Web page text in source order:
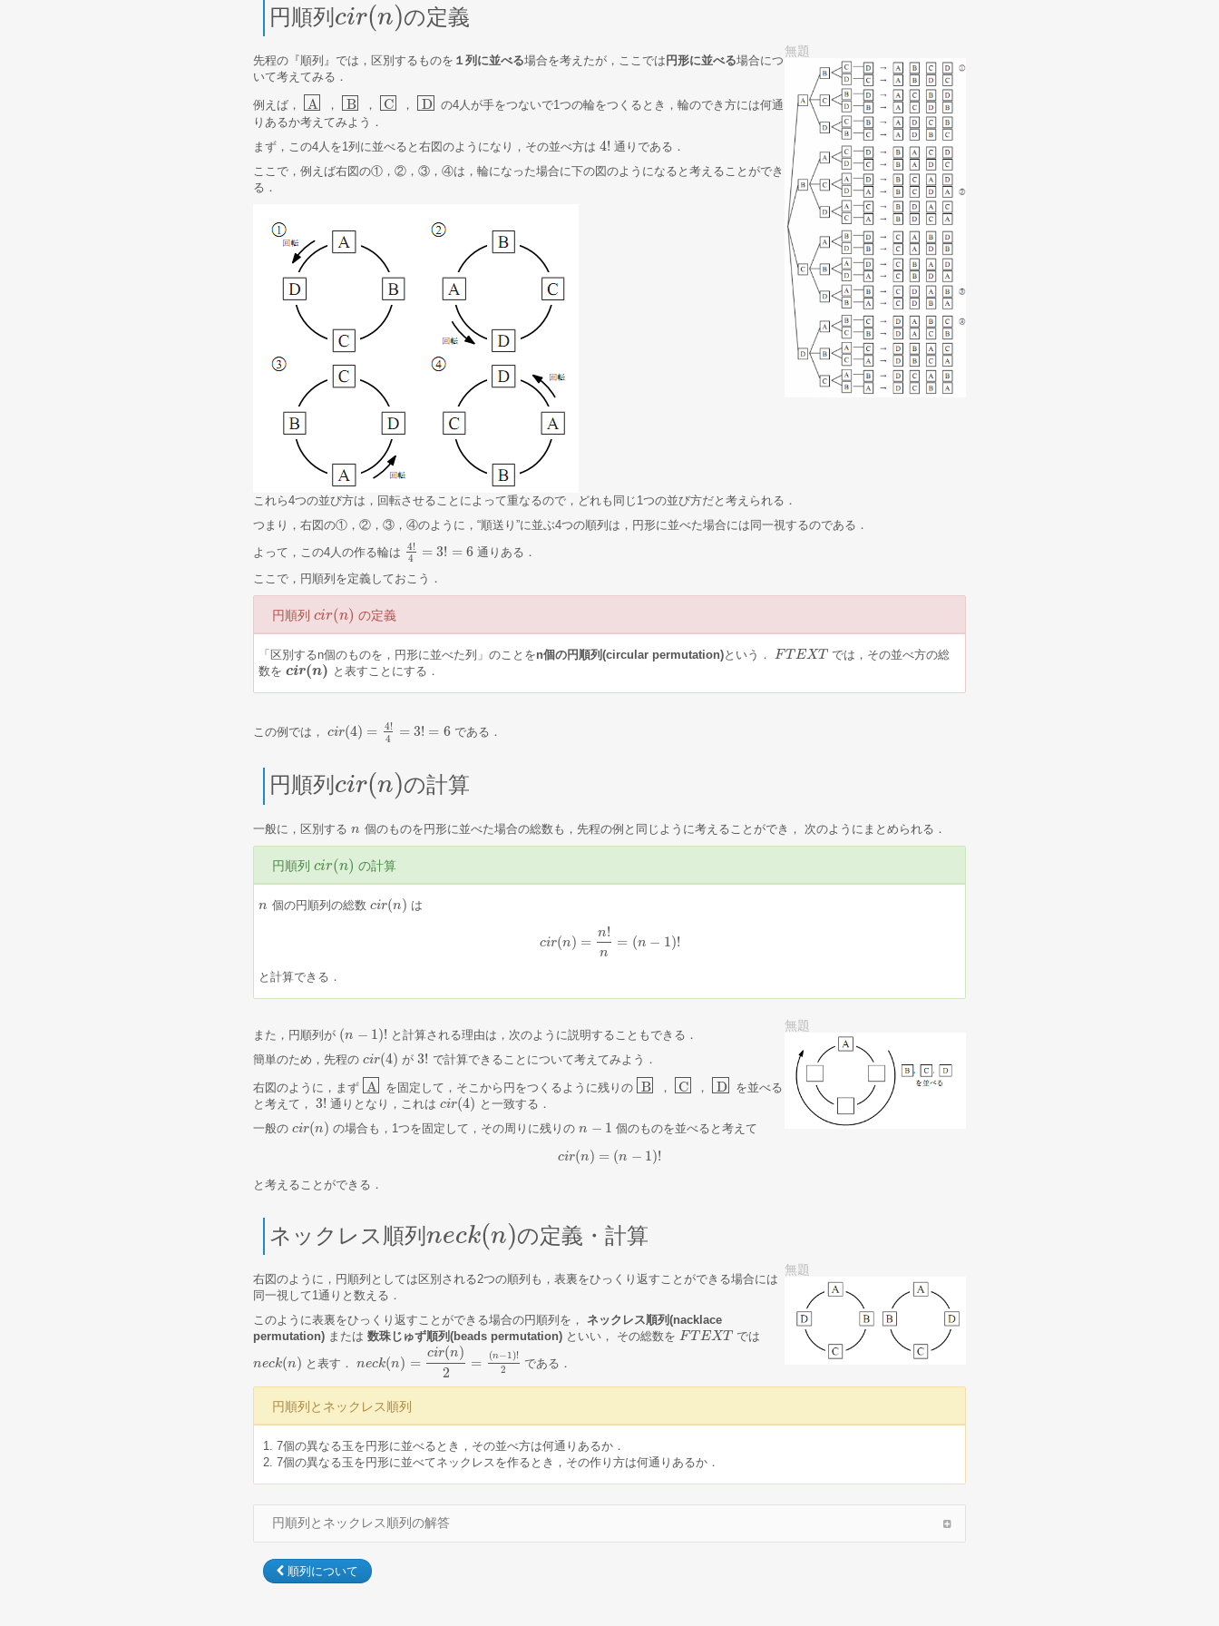
円順列 cir(n)
cir(n) の定義
無題
先程の『順列』では，区別するものを １列に並べる場合を考えたが，ここでは 円形に並べる場合につ
いて考えてみる．
例えば， A
A ， B
B ， C
C ， D
D
の4人が手をつないで1つの輪をつくるとき，輪のでき方には何通
りあるか考えてみよう．
まず，この4人を1列に並べると右図のようになり，その並べ方は 4!
4! 通りである．
ここで，例えば右図の①，②，③，④は，輪になった場合に下の図のようになると考えることができ
る．
これら4つの並び方は，回転させることによって重なるので，どれも同じ1つの並び方だと考えられる．
つまり，右図の①，②，③，④のように，“順送り”に並ぶ4つの順列は，円形に並べた場合には同一視するのである．
よって，この4人の作る輪は
4!
4
= 3! = 6
4!4 =3 !=6
通りある．
ここで，円順列を定義しておこう．
円順列 cir(n)
cir(n) の定義
「区別するn個のものを，円形に並べた列」のことをn個の円順列(circular permutation)という． FT EXT
FTEXT
では，その並べ方の総
数を cir(n)
cir(n) と表すことにする．
この例では， cir(4) = 4!
4
= 3! = 6
cir(4)=4 !4 =3! =6 である．
円順列 cir(n)
cir(n) の計算
一般に，区別する n
n 個のものを円形に並べた場合の総数も，先程の例と同じように考えることができ， 次のようにまとめられる．
円順列 cir(n)
cir(n) の計算
n
n 個の円順列の総数 cir(n)
cir(n) は
cir(n) =
n!
n
= (n − 1)!
c ir (n) =n!n =(n −1 !
と計算できる．
無題
また，円順列が (n − 1)!
(n− 1)!
と計算される理由は，次のように説明することもできる．
簡単のため，先程の cir(4)
cir(4) が3!
3! で計算できることについて考えてみよう．
右図のように，まず A
A を固定して，そこから円をつくるように残りの B
B ， C
C ， D
D
を並べる
と考えて， 3!
3! 通りとなり，これはcir(4)
cir(4)
と一致する．
一般の cir(n)
cir(n) の場合も，1つを固定して，その周りに残りのn − 1
n−1 個のものを並べると考えて
cir(n) = (n − 1)!
cir (n)= (n− 1)!
と考えることができる．
ネックレス順列 neck(n)
neck(n) の定義・計算
無題
右図のように，円順列としては区別される2つの順列も，表裏をひっくり返すことができる場合には
同一視して1通りと数える．
このように表裏をひっくり返すことができる場合の円順列を， ネックレス順列(nacklace
permutation) または 数珠じゅず順列(beads permutation) といい， その総数を FT EXT
FTEXT では
neck(n)
neck(n) と表す．neck(n) =
cir(n)
2
= (n−1)!
2
neck(n)=c ir(n )2=(n−1 !2 である．
円順列とネックレス順列
7個の異なる玉を円形に並べるとき，その並べ方は何通りあるか．
7個の異なる玉を円形に並べてネックレスを作るとき，その作り方は何通りあるか．
円順列とネックレス順列の解答
順列について